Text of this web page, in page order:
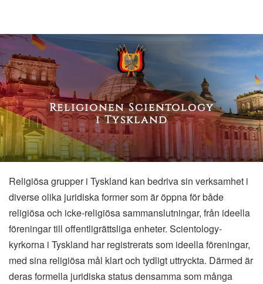
Religionen Scientology
i Tyskland
Religiösa grupper i Tyskland kan bedriva sin verksamhet i
diverse olika juridiska former som är öppna för både
religiösa och icke-religiösa sammanslutningar, från ideella
föreningar till offentligrättsliga enheter. Scientology-
kyrkorna i Tyskland har registrerats som ideella föreningar,
med sina religiösa mål klart och tydligt uttryckta. Därmed är
deras formella juridiska status densamma som många